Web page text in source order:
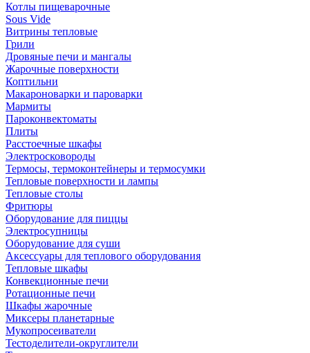
Котлы пищеварочные
Sous Vide
Витрины тепловые
Грили
Дровяные печи и мангалы
Жарочные поверхности
Коптильни
Макароноварки и пароварки
Мармиты
Пароконвектоматы
Плиты
Расстоечные шкафы
Электросковороды
Термосы, термоконтейнеры и термосумки
Тепловые поверхности и лампы
Тепловые столы
Фритюры
Оборудование для пиццы
Электросупницы
Оборудование для суши
Аксессуары для теплового оборудования
Тепловые шкафы
Конвекционные печи
Ротационные печи
Шкафы жарочные
Миксеры планетарные
Мукопросеиватели
Тестоделители-округлители